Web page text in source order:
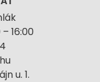
16:00
u. 1.